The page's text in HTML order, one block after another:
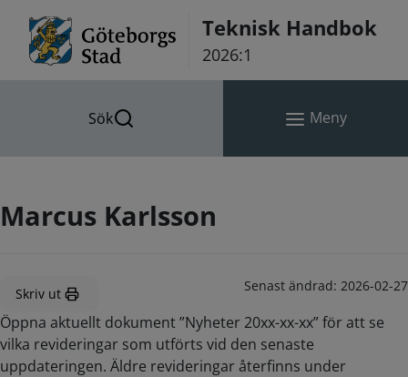
Teknisk Handbok
2026:1
Sök Meny
Marcus Karlsson
Skriv ut Senast ändrad: 2026-02-27
Öppna aktuellt dokument ”Nyheter 20xx-xx-xx” för att se
vilka revideringar som utförts vid den senaste
uppdateringen. Äldre revideringar återfinns under